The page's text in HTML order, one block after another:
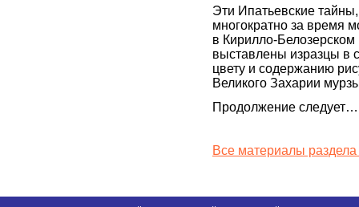
Эти Ипатьевские
многократно за время
в Кирилло-
выставлены изразцы в
цвету и содержанию
Великого Захарии
Продолжение следует…
Все материалы